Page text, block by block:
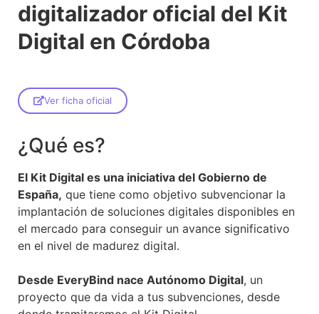
digitalizador oficial del Kit
Digital en Córdoba
Ver ficha oficial
¿Qué es?
El Kit Digital es una iniciativa del Gobierno de
España, que tiene como objetivo subvencionar la
implantación de soluciones digitales disponibles en
el mercado para conseguir un avance significativo
en el nivel de madurez digital.
Desde EveryBind nace Autónomo Digital, un
proyecto que da vida a tus subvenciones, desde